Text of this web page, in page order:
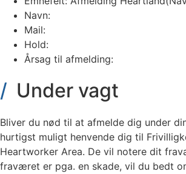
Navn:
Mail:
Hold:
Årsag til afmelding:
Under vagt
Bliver du nød til at afmelde dig under
hurtigst muligt henvende dig til
Heartworker Area. De vil notere dit
fraværet er pga. en skade, vil du bedt